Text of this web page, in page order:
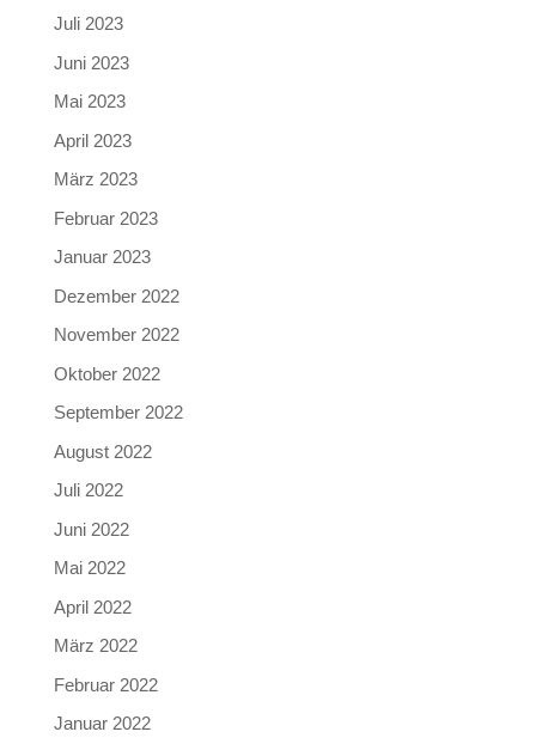
Juli 2023
Juni 2023
Mai 2023
April 2023
März 2023
Februar 2023
Januar 2023
Dezember 2022
November 2022
Oktober 2022
September 2022
August 2022
Juli 2022
Juni 2022
Mai 2022
April 2022
März 2022
Februar 2022
Januar 2022